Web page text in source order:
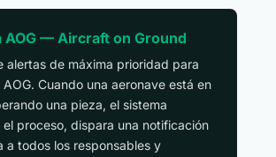
AOG — Aircraft on Ground
alertas de máxima prioridad para
Cuando una aeronave está en
una pieza, el sistema
proceso, dispara una notificación
a todos los responsables y